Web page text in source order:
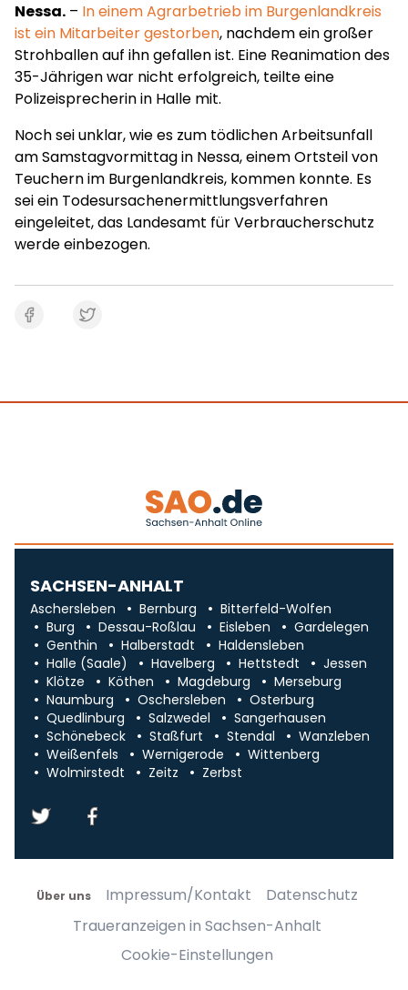
Nessa. – In einem Agrarbetrieb im Burgenlandkreis
ist ein Mitarbeiter gestorben, nachdem ein großer
Strohballen auf ihn gefallen ist. Eine Reanimation des
35-Jährigen war nicht erfolgreich, teilte eine
Polizeisprecherin in Halle mit.
Noch sei unklar, wie es zum tödlichen Arbeitsunfall
am Samstagvormittag in Nessa, einem Ortsteil von
Teuchern im Burgenlandkreis, kommen konnte. Es
sei ein Todesursachenermittlungsverfahren
eingeleitet, das Landesamt für Verbraucherschutz
werde einbezogen.
SACHSEN-ANHALT
Aschersleben Bernburg
Bitterfeld-Wolfen
Burg
Dessau-Roßlau Eisleben
Gardelegen
Genthin
Halberstadt
Haldensleben
Halle (Saale)
Havelberg Hettstedt
Jessen
Klötze
Köthen Magdeburg
Merseburg
Naumburg
Oschersleben
Osterburg
Quedlinburg
Salzwedel
Sangerhausen
Schönebeck
Staßfurt Stendal
Wanzleben
Weißenfels
Wernigerode
Wittenberg
Wolmirstedt
Zeitz Zerbst
Über uns Impressum/Kontakt
Datenschutz
Traueranzeigen in Sachsen-Anhalt
Cookie-Einstellungen